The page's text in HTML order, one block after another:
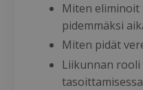
Miten
pidemmäksi
Miten pidät
Liikunnan